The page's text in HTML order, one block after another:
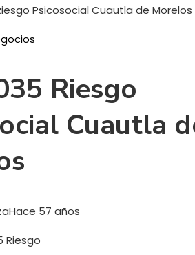
Psicosocial Cuautla de Morelos
Riesgo
Cuautla
Hace 57 años